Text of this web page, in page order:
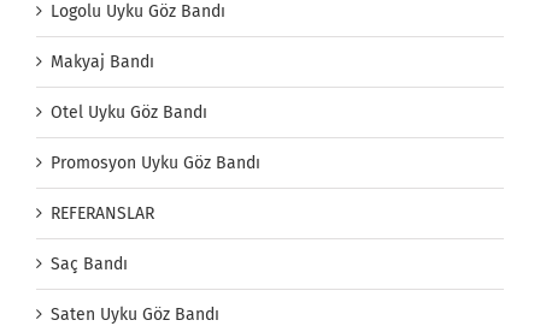
Logolu Uyku Göz Bandı
Makyaj Bandı
Otel Uyku Göz Bandı
Promosyon Uyku Göz Bandı
REFERANSLAR
Saç Bandı
Saten Uyku Göz Bandı